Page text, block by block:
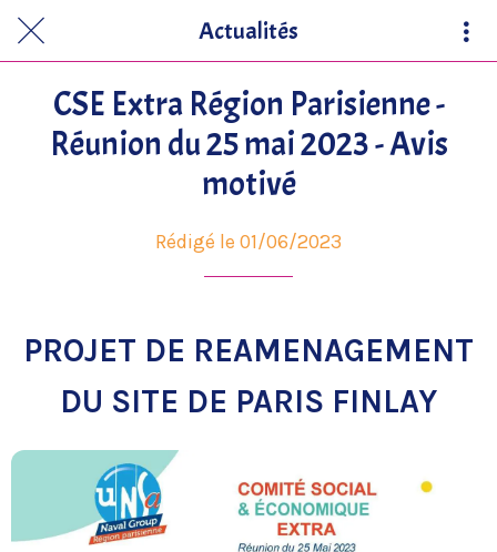
Actualités
CSE Extra Région Parisienne -
Réunion du 25 mai 2023 - Avis
motivé
Rédigé le 01/06/2023
PROJET DE REAMENAGEMENT
DU SITE DE PARIS FINLAY